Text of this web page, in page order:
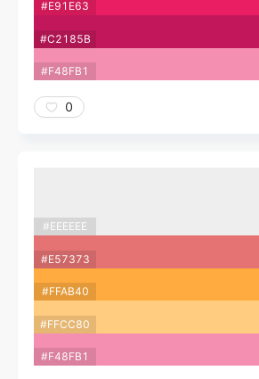
#E91E63
#C2185B
#F48FB1
0
#EEEEEE
#E57373
#FFAB40
#FFCC80
#F48FB1